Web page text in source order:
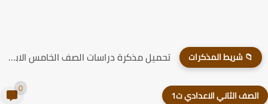
📁 شريط المذكرات تحميل مذكرة دراسات الصف الخامس الابتدائي الترم الاول 2026
الثاني الاعدادي ت1